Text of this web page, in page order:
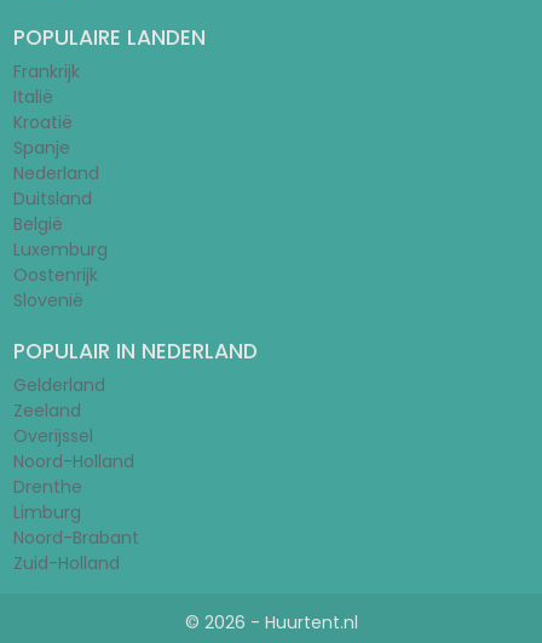
POPULAIRE LANDEN
Frankrijk
Italië
Kroatië
Spanje
Nederland
Duitsland
België
Luxemburg
Oostenrijk
Slovenië
POPULAIR IN NEDERLAND
Gelderland
Zeeland
Overijssel
Noord-Holland
Drenthe
Limburg
Noord-Brabant
Zuid-Holland
© 2026 - Huurtent.nl